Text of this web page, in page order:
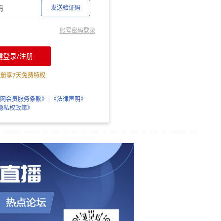
发送验证码
账号密码登录
登录/注册
享7天免费特权
会员服务条款》 | 《法律声明》
私权政策》